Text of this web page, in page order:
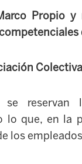
Propio y
Colectiva
se
lo que, en la
los